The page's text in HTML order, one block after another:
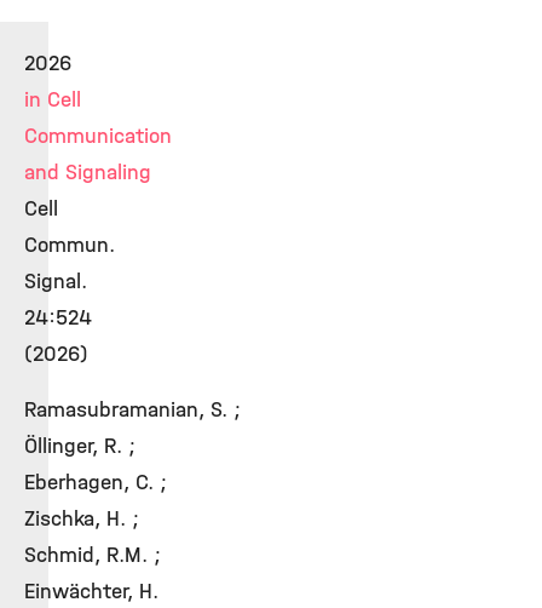
2026
in Cell
Communication
and Signaling
Cell
Commun.
Signal.
24:524
(2026)
Ramasubramanian, S. ;
Öllinger, R. ;
Eberhagen, C. ;
Zischka, H. ;
Schmid, R.M. ;
Einwächter, H.